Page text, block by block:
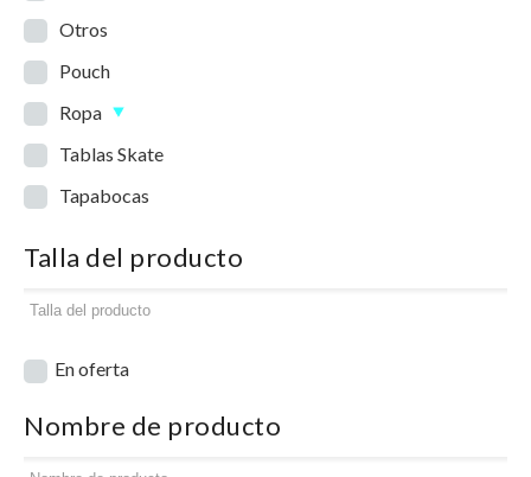
Otros
Pouch
Ropa
Tablas Skate
Tapabocas
Talla del producto
En oferta
Nombre de producto